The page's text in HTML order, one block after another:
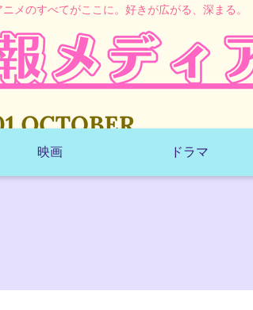
ニメのすべてがここに。好きが広がる、深まる。
映画 ドラマ